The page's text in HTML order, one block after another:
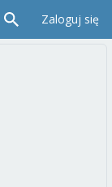
Zaloguj się